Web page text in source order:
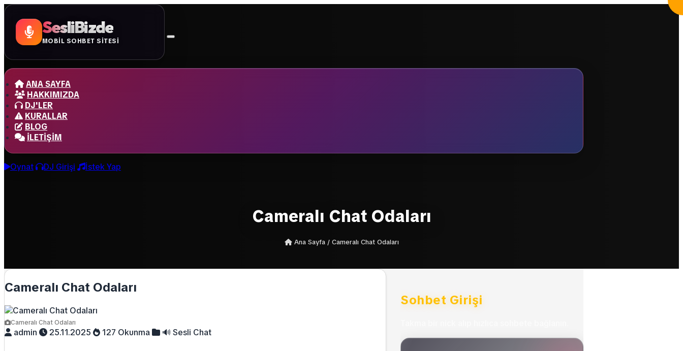
SesliBizde
MOBİL SOHBET SİTESİ
ANA SAYFA
HAKKIMIZDA
DJ'LER
KURALLAR
BLOG
İLETIŞIM
Oynat DJ Girişi İstek Yap
Cameralı Chat Odaları
Ana Sayfa /Cameralı Chat Odaları
Cameralı Chat Odaları
Cameralı Chat Odaları
admin 25.11.2025 127 Okunma 🔊 Sesli Chat
Sohbet Girişi